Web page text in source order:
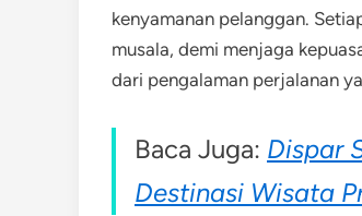
kenyamanan pelanggan.
musala, demi menjaga
dari pengalaman perjalanan
Baca Juga: Dispar
Destinasi Wisata